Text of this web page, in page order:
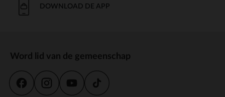
DOWNLOAD DE APP
Word lid van de gemeenschap